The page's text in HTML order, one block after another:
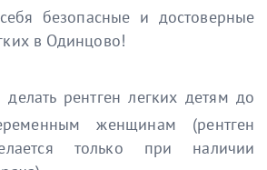
безопасные и достоверные
в Одинцово!
делать рентген легких детям до
женщинам (рентген
только при наличии